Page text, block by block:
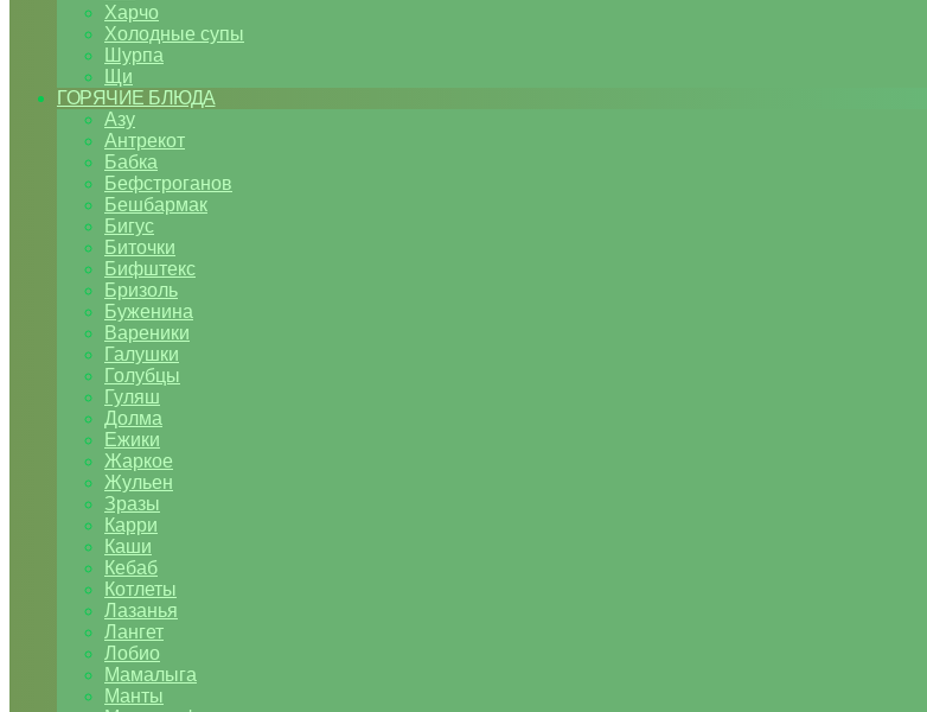
Харчо
Холодные супы
Шурпа
Щи
ГОРЯЧИЕ БЛЮДА
Азу
Антрекот
Бабка
Бефстроганов
Бешбармак
Бигус
Биточки
Бифштекс
Бризоль
Буженина
Вареники
Галушки
Голубцы
Гуляш
Долма
Ежики
Жаркое
Жульен
Зразы
Карри
Каши
Кебаб
Котлеты
Лазанья
Лангет
Лобио
Мамалыга
Манты